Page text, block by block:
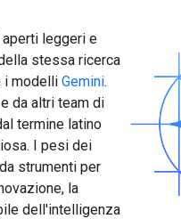
leggeri e
stessa ricerca
i modelli Gemini.
da altri team di
termine latino
I pesi dei
strumenti per
la
dell'intelligenza